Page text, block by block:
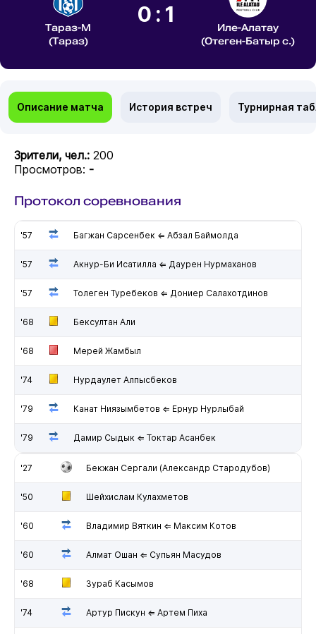
Тараз-М
(Тараз)
0:1
Иле-Алатау
(Отеген-Батыр с.)
Описание матча История встреч Турнирная
Зрители, чел.: 200
Просмотров: -
Протокол соревнования
'57 Багжан Сарсенбек ⇐ Абзал Баймолда
'57 Акнур-Би Исатилла ⇐ Даурен Нурмаханов
'57 Толеген Туребеков ⇐ Дониер Салахотдинов
'68 Бексултан Али
'68 Мерей Жамбыл
'74 Нурдаулет Алпысбеков
'79 Канат Ниязымбетов ⇐ Ернур Нурлыбай
'79 Дамир Сыдык ⇐ Токтар Асанбек
'27 Бекжан Сергали (Александр Стародубов)
'50 Шейхислам Кулахметов
'60 Владимир Вяткин ⇐ Максим Котов
'60 Алмат Ошан ⇐ Супьян Масудов
'68 Зураб Касымов
'74 Артур Пискун ⇐ Артем Пиха